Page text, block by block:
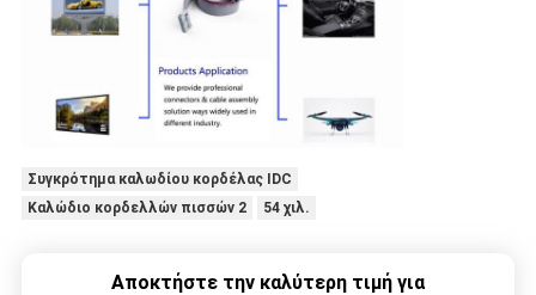
Συγκρότημα καλωδίου κορδέλας IDC
Καλώδιο κορδελλών πισσών 2
54 χιλ.
Αποκτήστε την καλύτερη τιμή για